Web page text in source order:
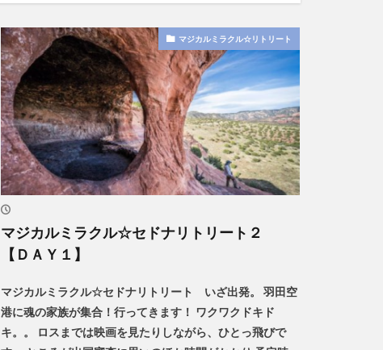
マジカルミラクル☆リトリート
マジカルミラクル☆セドナリトリート２
【ＤＡＹ１】
マジカルミラクル☆セドナリトリート いざ出発。 羽田空
港に魂の家族が集合！行ってきます！ ワクワクドキド
キ。。 ロスまでは映画を見たりしながら、ひとっ飛びで